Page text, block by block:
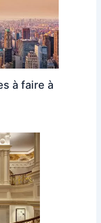
à faire à